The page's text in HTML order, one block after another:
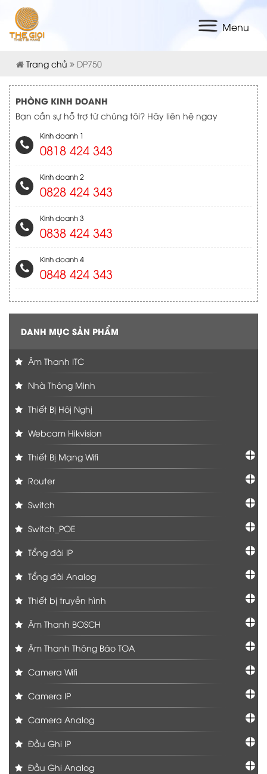
Menu
Trang chủ DP750
PHÒNG KINH DOANH
Bạn cần sự hỗ trợ từ chúng tôi? Hãy liên hệ ngay
Kinh doanh 1
0818 424 343
Kinh doanh 2
0828 424 343
Kinh doanh 3
0838 424 343
Kinh doanh 4
0848 424 343
DANH MỤC SẢN PHẨM
Âm Thanh ITC
Nhà Thông Minh
Thiết Bị Hôị Nghị
Webcam Hikvision
Thiết Bị Mạng Wifi
Router
Switch
Switch_POE
Tổng đài IP
Tổng đài Analog
Thiết bị truyền hình
Âm Thanh BOSCH
Âm Thanh Thông Báo TOA
Camera Wifi
Camera IP
Camera Analog
Đầu Ghi IP
Đầu Ghi Analog